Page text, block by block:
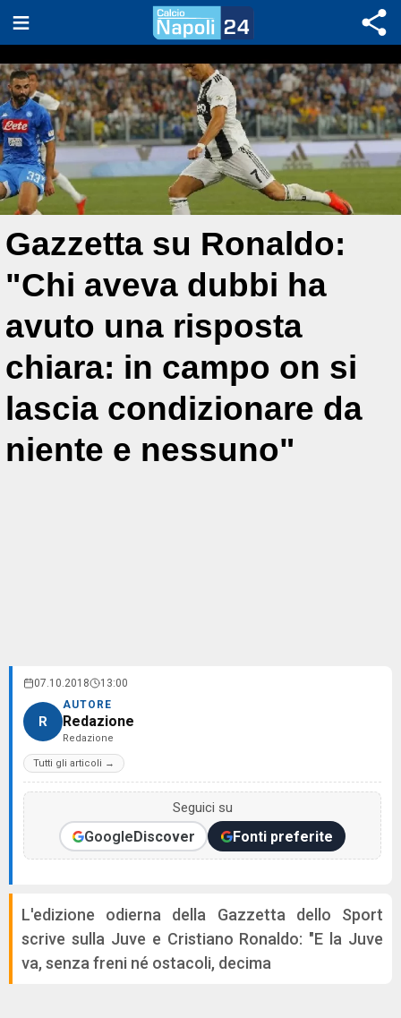
Gazzetta su Ronaldo:
"Chi aveva dubbi ha
avuto una risposta
chiara: in campo on si
lascia condizionare da
niente e nessuno"
07.10.2018 13:00
R
AUTORE
Redazione
Redazione
Tutti gli articoli →
Seguici su
GoogleDiscover Fonti preferite
L'edizione odierna della Gazzetta dello Sport
scrive sulla Juve e Cristiano Ronaldo: "E la Juve
va, senza freni né ostacoli, decima